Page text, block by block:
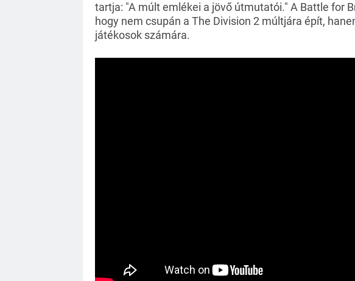
tartja: "A múlt emlékei a jövő útmutatói." A Battle for
hogy nem csupán a The Division 2 múltjára épít,
játékosok számára.